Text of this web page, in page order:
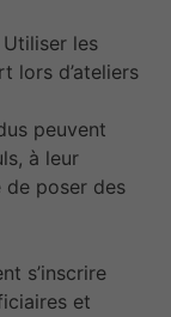
Utiliser les
lors d’ateliers
peuvent
à leur
de poser des
s’inscrire
et